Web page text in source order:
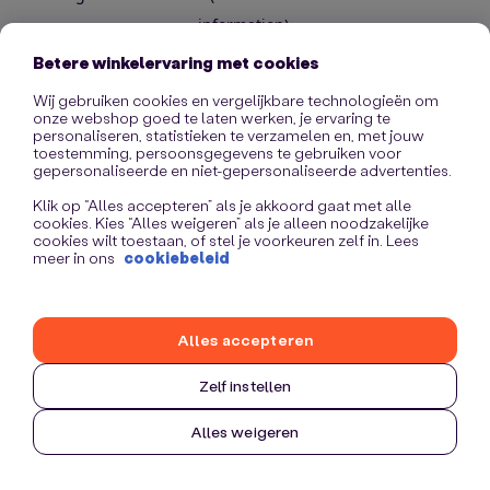
information).
Betere winkelervaring met cookies
Wij gebruiken cookies en vergelijkbare technologieën om
onze webshop goed te laten werken, je ervaring te
personaliseren, statistieken te verzamelen en, met jouw
toestemming, persoonsgegevens te gebruiken voor
gepersonaliseerde en niet-gepersonaliseerde advertenties.
Klik op “Alles accepteren” als je akkoord gaat met alle
cookies. Kies “Alles weigeren” als je alleen noodzakelijke
cookies wilt toestaan, of stel je voorkeuren zelf in. Lees
meer in ons cookiebeleid
Zelf instellen
Alles weigeren
Alles accepteren